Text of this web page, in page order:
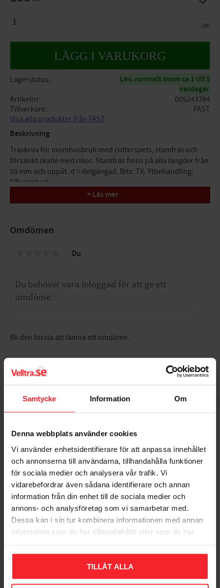
Samtycke Information Om
Denna webbplats använder cookies
Vi använder enhetsidentifierare för att anpassa innehållet
och annonserna till användarna, tillhandahålla funktioner
för sociala medier och analysera vår trafik. Vi
vidarebefordrar även sådana identifierare och annan
information från din enhet till de sociala medier och
annons- och analysföretag som vi samarbetar med.
Dessa kan i sin tur kombinera informationen med annan
information som du har tillhandahållit eller som de har
TILLÅT ALLA
st
Lagerstatus
Lev. normalt inom ca 1 till 5
vardagar
Artikelnr
005243784
Tillverkare
FAST
Visa alla produkter från FAST
Beskrivning
Träskruv för inomhusbruk med cutterspets, stamfräs och
försänkt skalle med rillor. Stamfräs finns på alla längder från
50 mm och uppåt. d = delgängad. Bits: TX. Ytbehandling:
Elförzinkad.
Gänglängd: 42mm
+ Läs mer
Omdömen
Du
Bli den första att lämna ett omdöme.
Populära produkter
Takpanna Palema 2-
15KR
Trägolv Massiv Furu
Baseco